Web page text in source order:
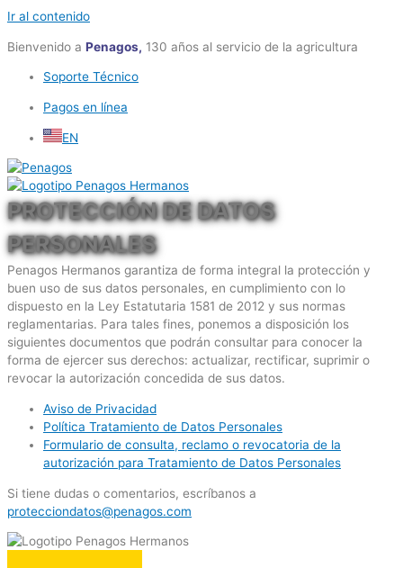
Ir al contenido
Bienvenido a Penagos, 130 años al servicio de la agricultura
Soporte Técnico
Pagos en línea
EN
PROTECCIÓN DE DATOS
PERSONALES
Penagos Hermanos garantiza de forma integral la protección y
buen uso de sus datos personales, en cumplimiento con lo
dispuesto en la Ley Estatutaria 1581 de 2012 y sus normas
reglamentarias. Para tales fines, ponemos a disposición los
siguientes documentos que podrán consultar para conocer la
forma de ejercer sus derechos: actualizar, rectificar, suprimir o
revocar la autorización concedida de sus datos.
Aviso de Privacidad
Política Tratamiento de Datos Personales
Formulario de consulta, reclamo o revocatoria de la
autorización para Tratamiento de Datos Personales
Si tiene dudas o comentarios, escríbanos a
protecciondatos@penagos.com